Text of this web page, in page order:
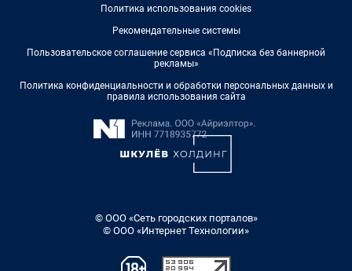
Политика использования cookies
Рекомендательные системы
Пользовательское соглашение сервиса «Подписка без баннерной
рекламы»
Политика конфиденциальности и обработки персональных данных и
правила использования сайта
© ООО «Сеть городских порталов»
© ООО «Интернет Технологии»